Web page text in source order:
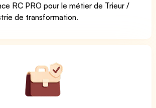
RC PRO pour le métier de Trieur /
de transformation.